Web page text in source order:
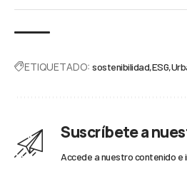
ETIQUETADO: sostenibilidad ESG
Suscríbete a
Accede a nuestro contenido e